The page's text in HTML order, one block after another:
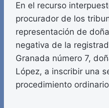
En el recurso
procurador de los
representación de
negativa de la
Granada número 7,
López, a inscribir una
procedimiento